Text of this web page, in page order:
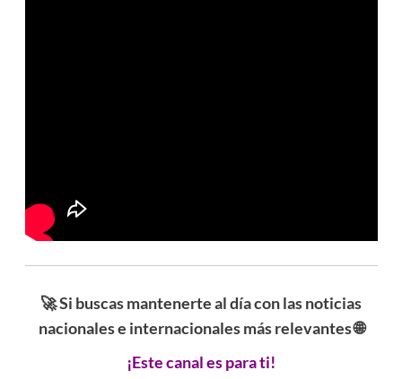
🚀 Si buscas mantenerte al día con las noticias
nacionales e internacionales más relevantes 🌐
¡Este canal es para ti!